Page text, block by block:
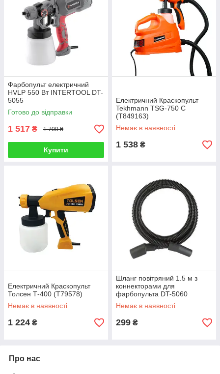
Фарбопульт електричний
HVLP 550 Вт INTERTOOL DT-
5055
Готово до відправки
1 517 ₴ 1 700 ₴
Купити
Електричний Краскопульт
Tekhmann TSG-750 C
(T849163)
Немає в наявності
1 538 ₴
Електричний Краскопульт
Толсен Т-400 (T79578)
Немає в наявності
1 224 ₴
Шланг повітряний 1.5 м з
коннекторами для
фарбопульта DT-5060
INTERTOOL DT-5062
Немає в наявності
299 ₴
Про нас